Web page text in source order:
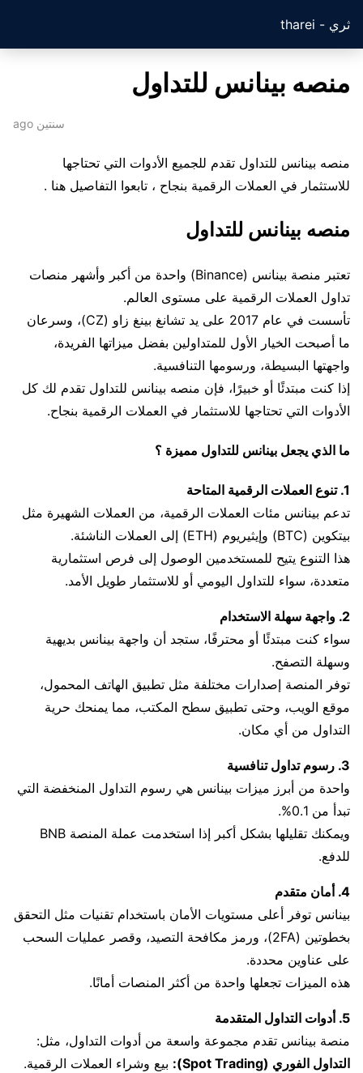
ثري - tharei
منصه بينانس للتداول
سنتين ago
منصه بينانس للتداول تقدم للجميع الأدوات التي تحتاجها
للاستثمار في العملات الرقمية بنجاح ، تابعوا التفاصيل هنا .
منصه بينانس للتداول
تعتبر منصة بينانس (Binance) واحدة من أكبر وأشهر منصات
تداول العملات الرقمية على مستوى العالم.
تأسست في عام 2017 على يد تشانغ بينغ زاو (CZ)، وسرعان
ما أصبحت الخيار الأول للمتداولين بفضل ميزاتها الفريدة،
واجهتها البسيطة، ورسومها التنافسية.
إذا كنت مبتدئًا أو خبيرًا، فإن منصه بينانس للتداول تقدم لك كل
الأدوات التي تحتاجها للاستثمار في العملات الرقمية بنجاح.
ما الذي يجعل بينانس للتداول مميزة ؟
1. تنوع العملات الرقمية المتاحة
تدعم بينانس مئات العملات الرقمية، من العملات الشهيرة مثل
بيتكوين (BTC) وإيثيريوم (ETH) إلى العملات الناشئة.
هذا التنوع يتيح للمستخدمين الوصول إلى فرص استثمارية
متعددة، سواء للتداول اليومي أو للاستثمار طويل الأمد.
2. واجهة سهلة الاستخدام
سواء كنت مبتدئًا أو محترفًا، ستجد أن واجهة بينانس بديهية
وسهلة التصفح.
توفر المنصة إصدارات مختلفة مثل تطبيق الهاتف المحمول،
موقع الويب، وحتى تطبيق سطح المكتب، مما يمنحك حرية
التداول من أي مكان.
3. رسوم تداول تنافسية
واحدة من أبرز ميزات بينانس هي رسوم التداول المنخفضة التي
تبدأ من 0.1%.
ويمكنك تقليلها بشكل أكبر إذا استخدمت عملة المنصة BNB
للدفع.
4. أمان متقدم
بينانس توفر أعلى مستويات الأمان باستخدام تقنيات مثل التحقق
بخطوتين (2FA)، ورمز مكافحة التصيد، وقصر عمليات السحب
على عناوين محددة.
هذه الميزات تجعلها واحدة من أكثر المنصات أمانًا.
5. أدوات التداول المتقدمة
منصة بينانس تقدم مجموعة واسعة من أدوات التداول، مثل:
التداول الفوري (Spot Trading):
بيع وشراء العملات الرقمية.